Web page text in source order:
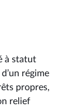
à statut
régime
propres,
relief